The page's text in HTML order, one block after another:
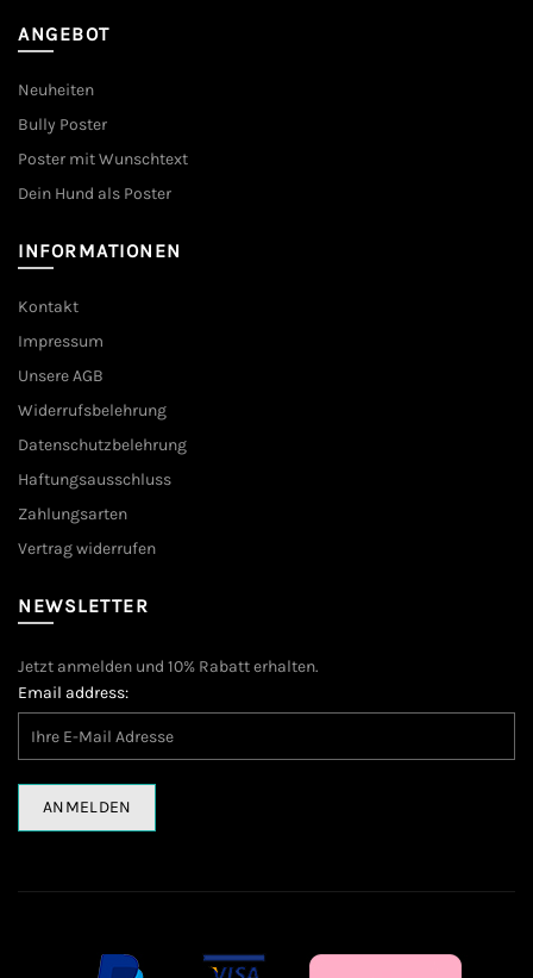
ANGEBOT
Neuheiten
Bully Poster
Poster mit Wunschtext
Dein Hund als Poster
INFORMATIONEN
Kontakt
Impressum
Unsere AGB
Widerrufsbelehrung
Datenschutzbelehrung
Haftungsausschluss
Zahlungsarten
Vertrag widerrufen
NEWSLETTER
Jetzt anmelden und 10% Rabatt erhalten.
Email address: